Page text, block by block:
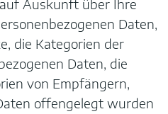
Auskunft über Ihre
Daten,
die Kategorien der
Daten, die
von Empfängern,
offengelegt wurden